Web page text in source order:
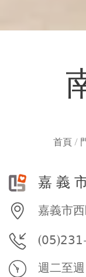
首頁 /
嘉 義
嘉義市
週二至